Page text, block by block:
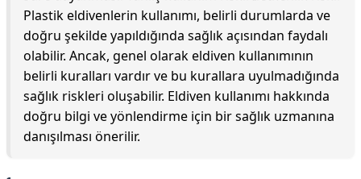
Plastik eldivenlerin kullanımı, belirli durumlarda ve
doğru şekilde yapıldığında sağlık açısından faydalı
olabilir. Ancak, genel olarak eldiven kullanımının
belirli kuralları vardır ve bu kurallara uyulmadığında
sağlık riskleri oluşabilir. Eldiven kullanımı hakkında
doğru bilgi ve yönlendirme için bir sağlık uzmanına
danışılması önerilir.